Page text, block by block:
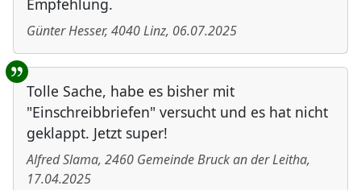
Empfehlung.
Günter Hesser, 4040Linz, 06.07.2025
Tolle Sache, habe es bisher mit
"Einschreibbriefen" versucht und es hat nicht
geklappt. Jetzt super!
Alfred Slama, 2460 Gemeinde Bruck an der Leitha,
17.04.2025